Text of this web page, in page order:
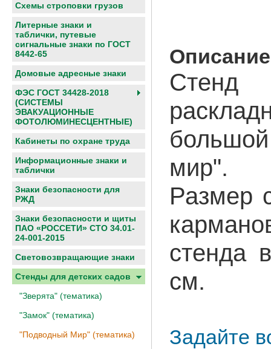
Схемы строповки грузов
Литерные знаки и
таблички, путевые
сигнальные знаки по ГОСТ
8442-65
Домовые адресные знаки
ФЭС ГОСТ 34428-2018
(СИСТЕМЫ
ЭВАКУАЦИОННЫЕ
ФОТОЛЮМИНЕСЦЕНТНЫЕ)
Кабинеты по охране труда
Информационные знаки и
таблички
Знаки безопасности для
РЖД
Знаки безопасности и щиты
ПАО «РОССЕТИ» СТО 34.01-
24-001-2015
Световозвращающие знаки
Cтенды для детских садов
"Зверята" (тематика)
"Замок" (тематика)
"Подводный Мир" (тематика)
мир".
Размер
стенда
см.
Задайте